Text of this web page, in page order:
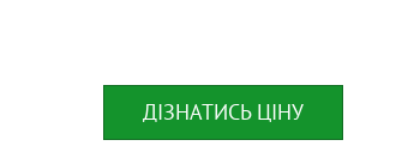
ДІЗНАТИСЬ ЦІНУ